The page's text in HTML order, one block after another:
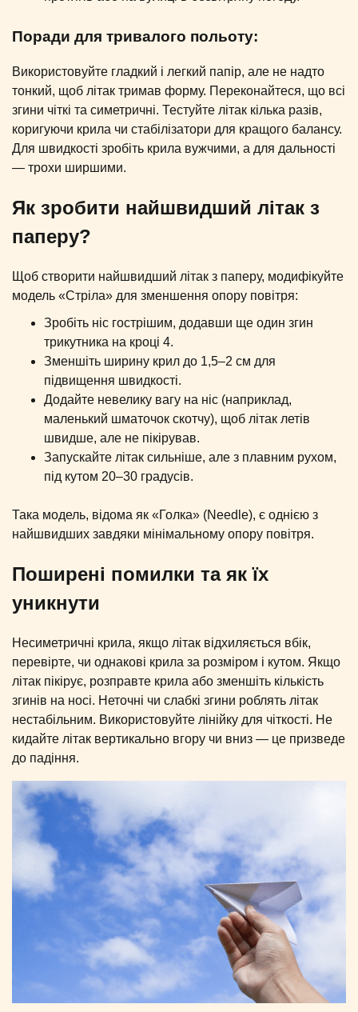
Поради для тривалого польоту:
Використовуйте гладкий і легкий папір, але не надто
тонкий, щоб літак тримав форму. Переконайтеся, що всі
згини чіткі та симетричні. Тестуйте літак кілька разів,
коригуючи крила чи стабілізатори для кращого балансу.
Для швидкості зробіть крила вужчими, а для дальності
— трохи ширшими.
Як зробити найшвидший літак з
паперу?
Щоб створити найшвидший літак з паперу, модифікуйте
модель «Стріла» для зменшення опору повітря:
Зробіть ніс гострішим, додавши ще один згин
трикутника на кроці 4.
Зменшіть ширину крил до 1,5–2 см для
підвищення швидкості.
Додайте невелику вагу на ніс (наприклад,
маленький шматочок скотчу), щоб літак летів
швидше, але не пікірував.
Запускайте літак сильніше, але з плавним рухом,
під кутом 20–30 градусів.
Така модель, відома як «Голка» (Needle), є однією з
найшвидших завдяки мінімальному опору повітря.
Поширені помилки та як їх
уникнути
Несиметричні крила, якщо літак відхиляється вбік,
перевірте, чи однакові крила за розміром і кутом. Якщо
літак пікірує, розправте крила або зменшіть кількість
згинів на носі. Неточні чи слабкі згини роблять літак
нестабільним. Використовуйте лінійку для чіткості. Не
кидайте літак вертикально вгору чи вниз — це призведе
до падіння.